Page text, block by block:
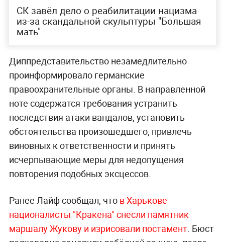
СК завёл дело о реабилитации нацизма
из-за скандальной скульптуры "Большая
мать"
Диппредставительство незамедлительно
проинформировало германские
правоохранительные органы. В направленной
ноте содержатся требования устранить
последствия атаки вандалов, установить
обстоятельства произошедшего, привлечь
виновных к ответственности и принять
исчерпывающие меры для недопущения
повторения подобных эксцессов.
Ранее Лайф сообщал, что в Харькове
националисты "Кракена" снесли памятник
маршалу Жукову и изрисовали постамент. Бюст